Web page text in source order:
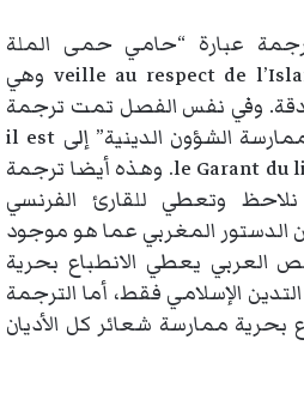
41 تمت ترجمة عبارة “حامي حمى الملة
والدين” بالفرنسية إلى veille au respect de l’Islam وهي
وفي نفس الفصل تمت ترجمة
الجملة “الضامن لحرية ممارسة الشؤون الدينية” إلى il est
le Garant du libre exercice des cultes. وهذه أيضا ترجمة
وتعطي للقارئ الفرنسي
الدستور المغربي عما هو موجود
العربي يعطي الانطباع بحرية
الإسلامي فقط، أما الترجمة
بحرية ممارسة شعائر كل الأديان